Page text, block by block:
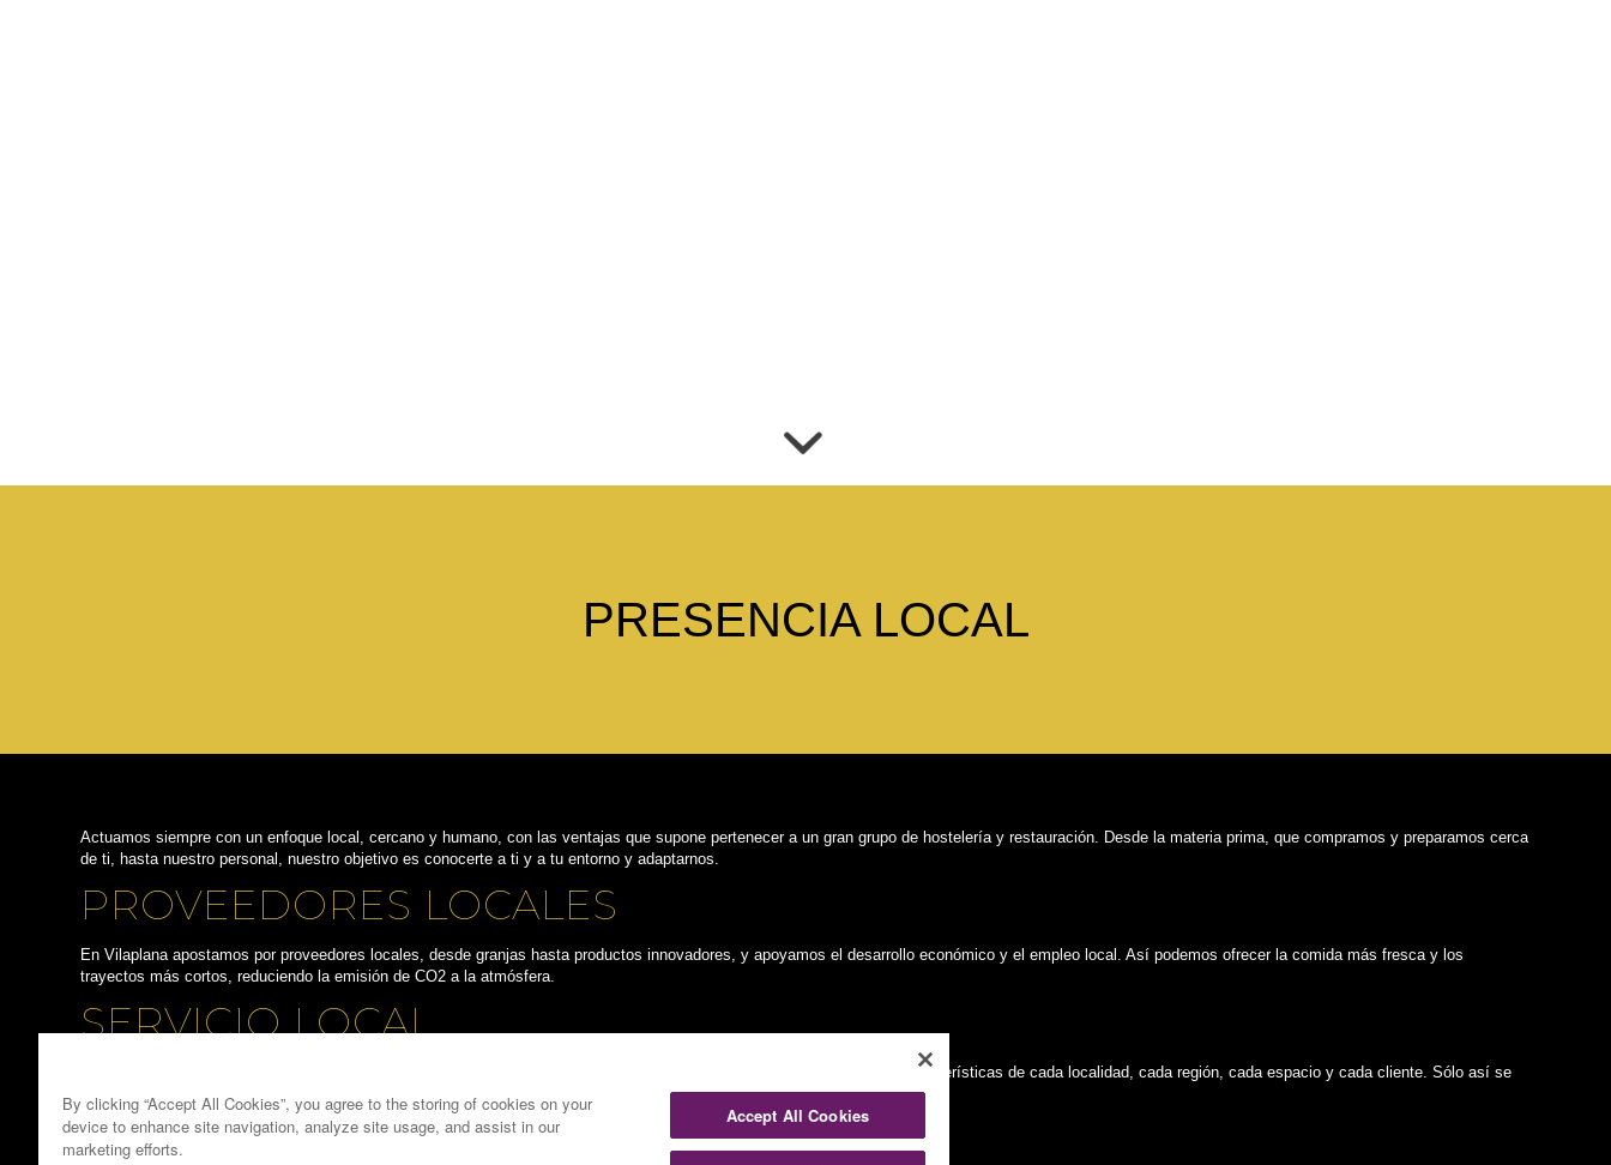
PRESENCIA LOCAL
Actuamos siempre con un enfoque local, cercano y humano, con las ventajas que supone pertenecer a un gran grupo de hostelería y restauración. Desde la materia prima, que compramos y preparamos cerca
de ti, hasta nuestro personal, nuestro objetivo es conocerte a ti y a tu entorno y adaptarnos.
PROVEEDORES LOCALES
En Vilaplana apostamos por proveedores locales, desde granjas hasta productos innovadores, y apoyamos el desarrollo económico y el empleo local. Así podemos ofrecer la comida más fresca y los
trayectos más cortos, reduciendo la emisión de CO2 a la atmósfera.
SERVICIO LOCAL
No sólo servimos producto local, sino que aseguramos que nuestros equipos y personal conozcan a la perfección las características de cada localidad, cada región, cada espacio y cada cliente. Sólo así se
puede atender realmente como se necesita.
By clicking “Accept All Cookies”, you agree to the storing of cookies on your
device to enhance site navigation, analyze site usage, and assist in our
marketing efforts.
Accept All Cookies